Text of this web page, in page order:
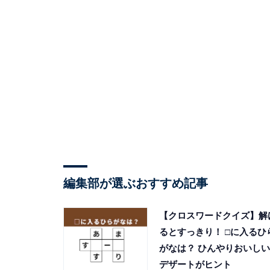
編集部が選ぶおすすめ記事
【クロスワードクイズ】解
るとすっきり！ □に入るひ
がなは？ ひんやりおいしい
デザートがヒント